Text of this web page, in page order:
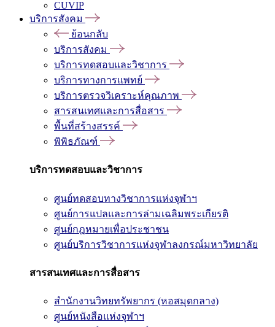
CUVIP
บริการสังคม
ย้อนกลับ
บริการสังคม
บริการทดสอบและวิชาการ
บริการทางการแพทย์
บริการตรวจวิเคราะห์คุณภาพ
สารสนเทศและการสื่อสาร
พื้นที่สร้างสรรค์
พิพิธภัณฑ์
บริการทดสอบและวิชาการ
ศูนย์ทดสอบทางวิชาการแห่งจุฬาฯ
ศูนย์การแปลและการล่ามเฉลิมพระเกียรติ
ศูนย์กฎหมายเพื่อประชาชน
ศูนย์บริการวิชาการแห่งจุฬาลงกรณ์มหาวิทยาลัย
สารสนเทศและการสื่อสาร
สำนักงานวิทยทรัพยากร (หอสมุดกลาง)
ศูนย์หนังสือแห่งจุฬาฯ